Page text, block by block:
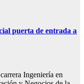
puerta de entrada a
Ingeniería en